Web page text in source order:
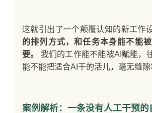
这就引出了一个颠覆认知的新工作
的排列方式，和任务本身能不能
要。
我们的工作能不能被AI赋能，
能不能把适合AI干的活儿，毫无缝隙
案例解析：一条没有人工干预的